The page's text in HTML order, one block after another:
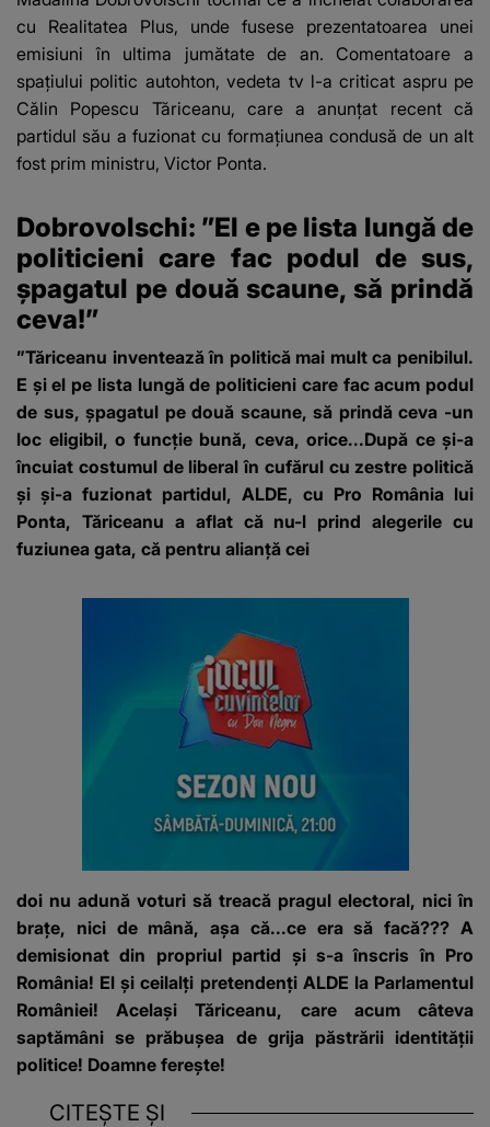
cu Realitatea Plus, unde fusese prezentatoarea unei
emisiuni în ultima jumătate de an. Comentatoare a
spațiului politic autohton, vedeta tv l-a criticat aspru pe
Călin Popescu Tăriceanu, care a anunțat recent că
partidul său a fuzionat cu formațiunea condusă de un alt
fost prim ministru, Victor Ponta.
Dobrovolschi: ”El e pe lista lungă de
politicieni care fac podul de sus,
șpagatul pe două scaune, să prindă
ceva!”
”Tăriceanu inventează în politică mai mult ca penibilul.
E și el pe lista lungă de politicieni care fac acum podul
de sus, șpagatul pe două scaune, să prindă ceva -un
loc eligibil, o funcție bună, ceva, orice...După ce și-a
încuiat costumul de liberal în cufărul cu zestre politică
și și-a fuzionat partidul, ALDE, cu Pro România lui
Ponta, Tăriceanu a aflat că nu-l prind alegerile cu
fuziunea gata, că pentru alianță cei
doi nu adună voturi să treacă pragul electoral, nici în
brațe, nici de mână, așa că...ce era să facă??? A
demisionat din propriul partid și s-a înscris în Pro
România! El și ceilalți pretendenți ALDE la Parlamentul
României! Același Tăriceanu, care acum câteva
saptămâni se prăbușea de grija păstrării identității
politice! Doamne ferește!
CITEȘTE ȘI